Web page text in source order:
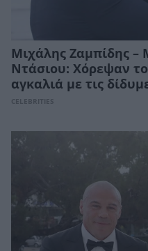
Μιχάλης Ζαμπίδης –
Ντάσιου: Χόρεψαν
αγκαλιά με τις
CELEBRITIES